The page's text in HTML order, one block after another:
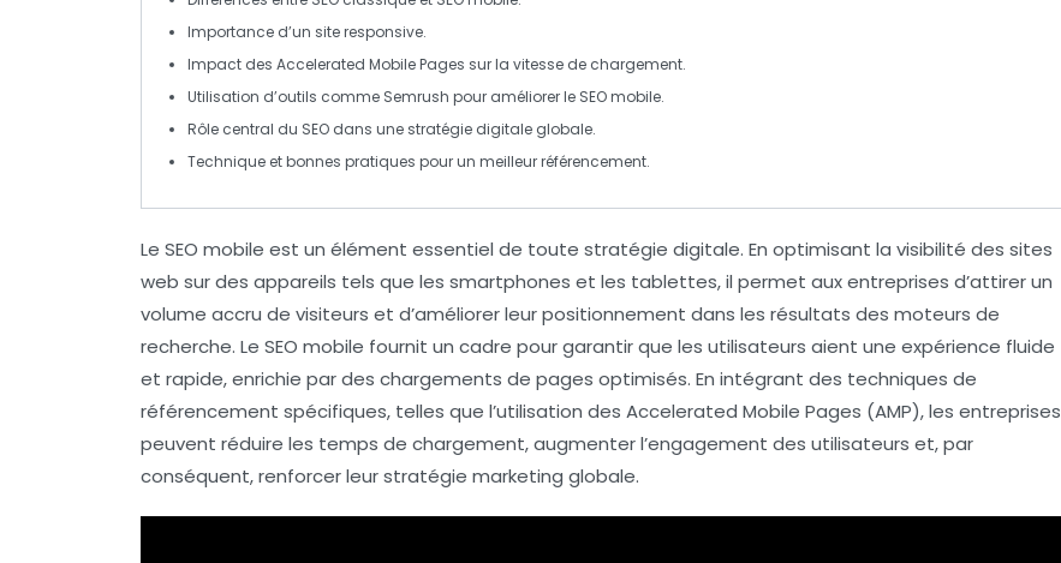
Importance d’un siteresponsive.
Impact des Accelerated Mobile Pages sur la vitesse de chargement.
Utilisation d’outils comme Semrush pour améliorer le SEO mobile.
Rôle central du SEO dans une stratégie digitale globale.
Technique et bonnes pratiques pour un meilleur référencement.
Le SEO mobile est un élément essentiel de toute stratégie digitale. En optimisant la visibilité des sites
web sur des appareils tels que les smartphones et les tablettes, il permet aux entreprises d’attirer un
volume accru de visiteurs et d’améliorer leur positionnement dans les résultats des moteurs de
recherche. Le SEO mobile fournit un cadre pour garantir que les utilisateurs aient une expérience fluide
et rapide, enrichie par des chargements de pages optimisés. En intégrant des techniques de
référencement spécifiques, telles que l’utilisation des Accelerated Mobile Pages (AMP), les entreprises
peuvent réduire les temps de chargement, augmenter l’engagement des utilisateurs et, par
conséquent, renforcer leur stratégie marketing globale.